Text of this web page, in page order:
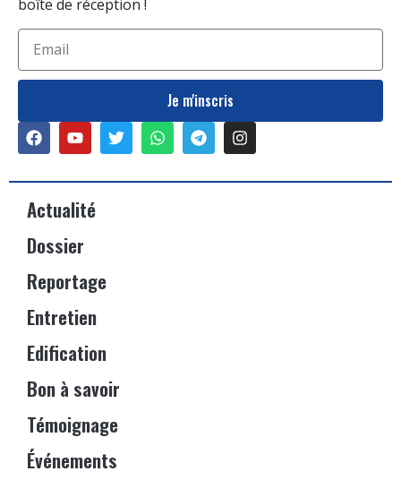
boîte de réception !
Je m'inscris
Actualité
Dossier
Reportage
Entretien
Edification
Bon à savoir
Témoignage
Événements